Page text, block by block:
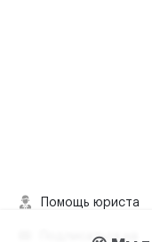
Помощь юриста
Подписаться на